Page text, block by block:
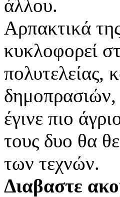
άλλου.
Αρπακτικά
κυκλοφορεί
πολυτελείας,
έγινε πιο
τους δυο θα
των τεχνών.
Διαβαστε